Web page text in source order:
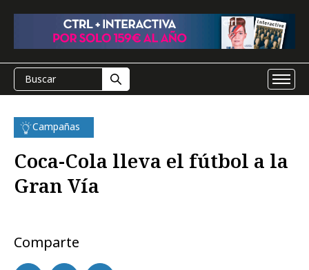
Campañas
Coca-Cola lleva el fútbol a la
Gran Vía
Comparte